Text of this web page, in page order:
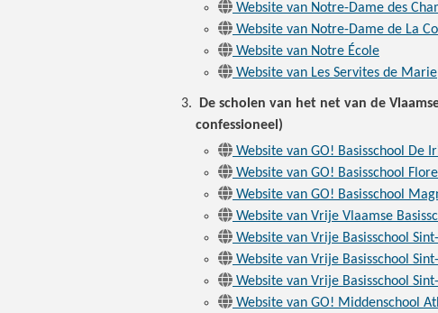
Website van Notre-Dame des
Website van Notre-Dame de La
Website van Notre École
Website van Les Servites de Marie
De scholen van het net van de
confessioneel)
Website van GO! Basisschool De
Website van GO! Basisschool
Website van GO! Basisschool
Website van Vrije Vlaamse
Website van Vrije Basisschool
Website van Vrije Basisschool
Website van Vrije Basisschool
Website van GO! Middenschool